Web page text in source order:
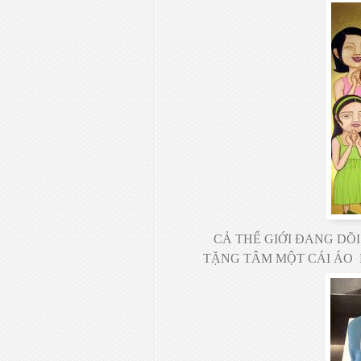
CẢ THỂ GIỚI ĐANG
TẶNG TÂM MỘT CÁI ÁO